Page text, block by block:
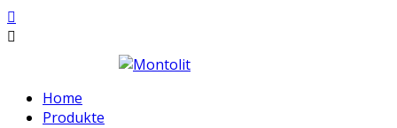
Home
Produkte